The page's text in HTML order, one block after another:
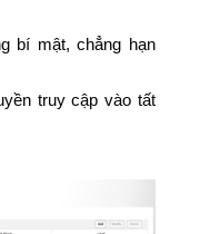
bí mật, chẳng hạn
truy cập vào tất